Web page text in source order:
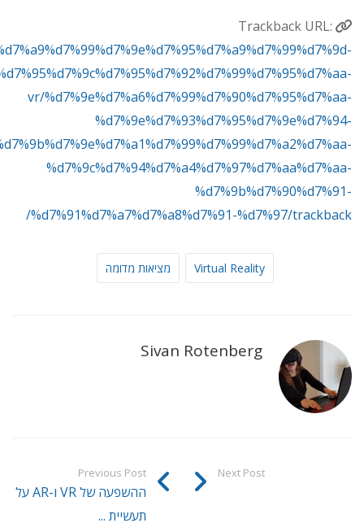
vr/%d7%9e%d7%a6%d7%99%d7%90%d7%95%d7%aa-
%d7%9e%d7%93%d7%95%d7%9e%d7%94-
%d7%9c%d7%94%d7%a4%d7%97%d7%aa%d7%aa-
%d7%9b%d7%90%d7%91-
%d7%91%d7%a7%d7%a8%d7%91-%d7%97/trackback/
Virtual Reality מציאות מדומה
Sivan Rotenberg
Previous Post
ההשפעה של VR ו-AR על
תעשיית ...
Next Post